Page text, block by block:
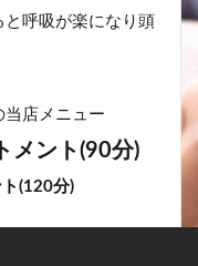
と呼吸が楽になり頭
店メニュー
メント(90分)
(120分)